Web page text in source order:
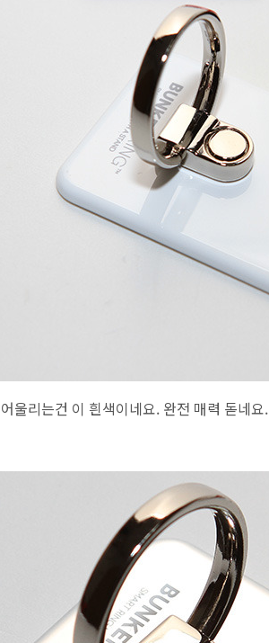
울리는건 이 흰색이네요. 완전 매력 돋네요.